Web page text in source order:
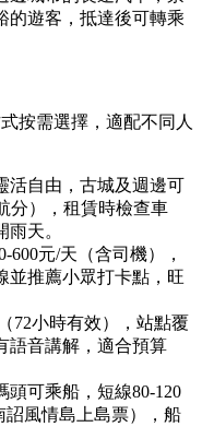
的遊客，抵達後可轉乘
按需選擇，適配不同人
活自由，古城及週邊可
分），租賃時檢查車
天。
600元/天（含司機），
並推薦小眾打卡點，旺
72小時有效），站點覆
語音講解，適合預算
可乘船，短線80-120
詔風情島上島票），船